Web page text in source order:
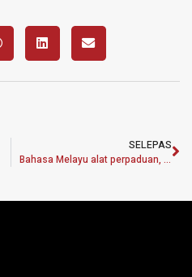
SELEPAS
Bahasa Melayu alat perpaduan, pemimpin perlu tunjuk teladan